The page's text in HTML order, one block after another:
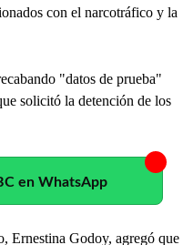
con el narcotráfico y la
"datos de prueba"
solicitó la detención de los
en WhatsApp
Ernestina Godoy, agregó que